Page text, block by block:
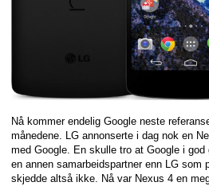
Nå kommer endelig Google neste
månedene. LG annonserte i dag nok en
med Google. En skulle tro at Google i
en annen samarbeidspartner enn LG som
skjedde altså ikke. Nå var Nexus 4 en